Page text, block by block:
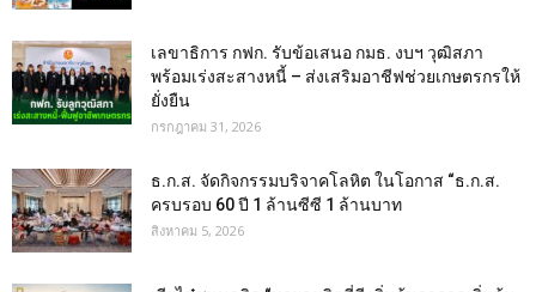
เลขาธิการ กฟก. รับข้อเสนอ กมธ. งบฯ วุฒิสภา
พร้อมเร่งสะสางหนี้ – ส่งเสริมอาชีฟช่วยเกษตรกรให้
ยั่งยืน
กรกฎาคม 31, 2026
ธ.ก.ส. จัดกิจกรรมบริจาคโลหิต ในโอกาส “ธ.ก.ส.
ครบรอบ 60 ปี 1 ล้านซีซี 1 ล้านบาท
สิงหาคม 5, 2026